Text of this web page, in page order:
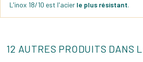
L'inox 18/10 est l'acier le plus résistant.
12 AUTRES PRODUITS DANS